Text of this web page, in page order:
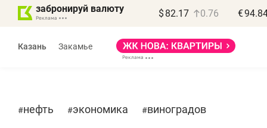
забронируй валюту $ 82.17 0.76 €
Казань Закамье
#нефть #экономика #виноградов